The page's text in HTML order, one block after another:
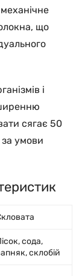
що
і
сягає 50
умови
сода,
склобій